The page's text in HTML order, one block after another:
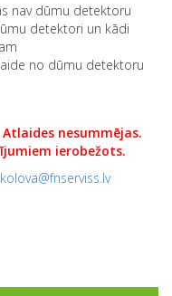
nav dūmu detektoru
detektori un kādi
no dūmu detektoru
Atlaides nesummējas.
ierobežots.